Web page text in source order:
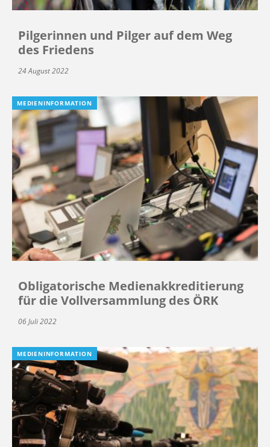
Pilgerinnen und Pilger auf dem Weg
des Friedens
24 August 2022
MEDIENINFORMATION
Obligatorische Medienakkreditierung
für die Vollversammlung des ÖRK
06 Juli 2022
MEDIENINFORMATION